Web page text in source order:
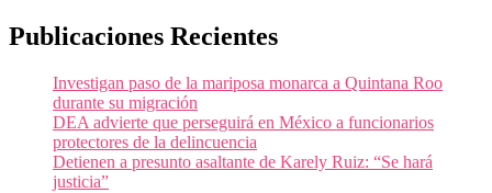
Publicaciones Recientes
Investigan paso de la mariposa monarca a Quintana Roo
durante su migración
DEA advierte que perseguirá en México a funcionarios
protectores de la delincuencia
Detienen a presunto asaltante de Karely Ruiz: “Se hará
justicia”